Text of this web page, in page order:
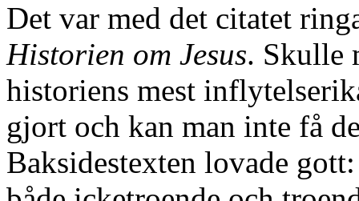
Det var med det citatet
Historien om Jesus. Skulle
historiens mest
gjort och kan man inte få
Baksidestexten lovade